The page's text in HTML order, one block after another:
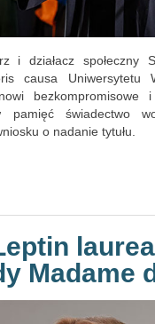
i działacz społeczny
causa Uniwersytetu
bezkompromisowe
pamięć świadectwo
o nadanie tytułu.
Madame